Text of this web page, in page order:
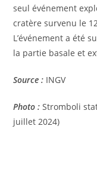
seul événement
cratère survenu le
L’événement a été
la partie basale et
Source : INGV
Photo : Stromboli
juillet 2024)